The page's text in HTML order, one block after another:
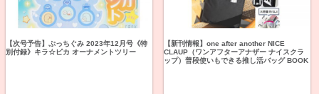
【次号予告】ぷっちぐみ 2023年12月号《特
別付録》キラ☆ピカ オーナメントツリー
【新刊情報】one after another NICE
CLAUP（ワンアフターアナザー ナイスクラ
ップ）普段使いもできる推し活バッグ BOOK